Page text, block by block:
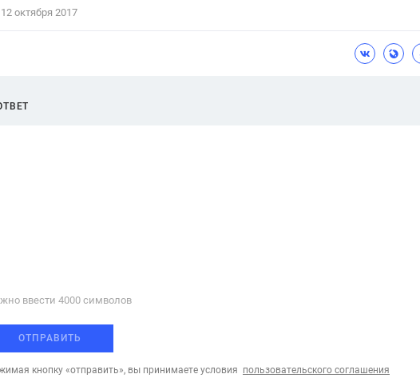
12 октября 2017
ввести 4000 cимволов
ОТПРАВИТЬ
кнопку «отправить», вы принимаете условия пользовательского соглашения